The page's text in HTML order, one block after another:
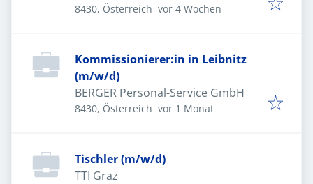
8430, Österreich Veröffentlicht:
vor 4 Wochen
Kommissionierer:in in Leibnitz
(m/w/d)
BERGER Personal-Service GmbH
8430, Österreich Veröffentlicht
vor 1 Monat
Tischler (m/w/d)
TTI Graz